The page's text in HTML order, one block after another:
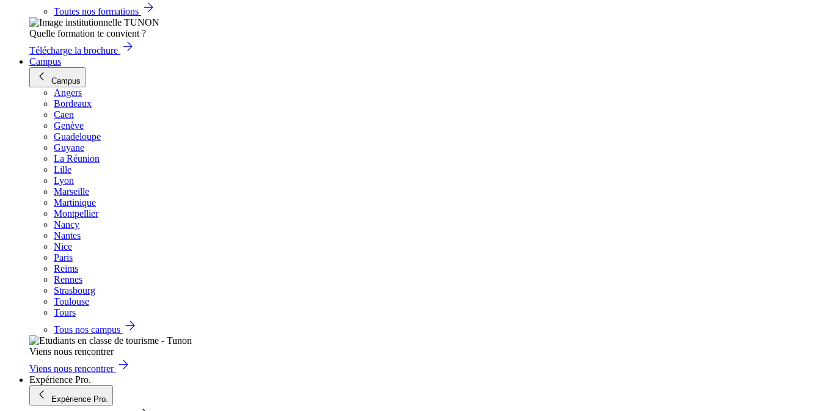
Toutes nos formations
Quelle formation te convient ?
Télécharge la brochure
Campus
Campus
Angers
Bordeaux
Caen
Genève
Guadeloupe
Guyane
La Réunion
Lille
Lyon
Marseille
Martinique
Montpellier
Nancy
Nantes
Nice
Paris
Reims
Rennes
Strasbourg
Toulouse
Tours
Tous nos campus
Viens nous rencontrer
Viens nous rencontrer
Expérience Pro.
Expérience Pro.